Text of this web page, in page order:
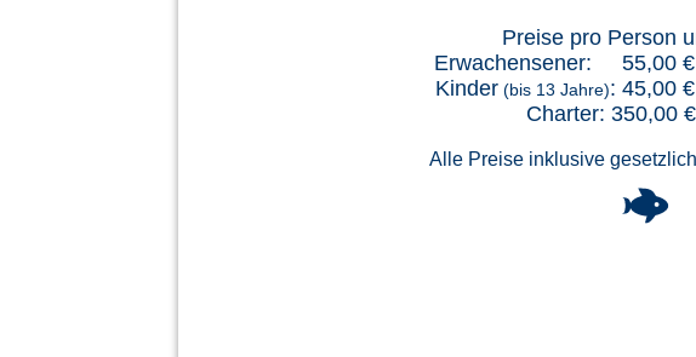
Preise pro Person
Erwachensener: 55,00 €
Kinder(bis 13 Jahre): 45,00
Charter: 350,00 €
Alle Preise inklusive